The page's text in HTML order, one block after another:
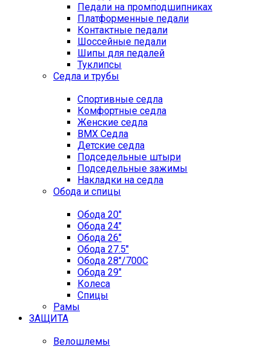
Педали на промподшипниках
Платформенные педали
Контактные педали
Шоссейные педали
Шипы для педалей
Туклипсы
Седла и трубы
Спортивные седла
Комфортные седла
Женские седла
BMX Седла
Детские седла
Подседельные штыри
Подседельные зажимы
Накладки на седла
Обода и спицы
Обода 20"
Обода 24"
Обода 26"
Обода 27.5"
Обода 28"/700C
Обода 29"
Колеса
Спицы
Рамы
ЗАЩИТА
Велошлемы